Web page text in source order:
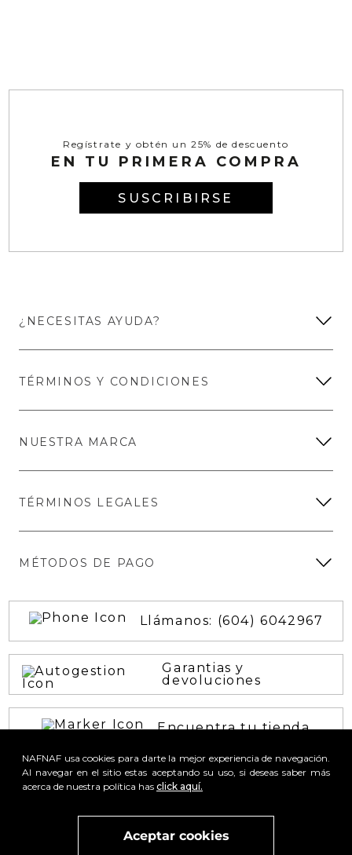
Visitavivant nuestra marca active x
NAFNAF usa cookies para darte la mejor experiencia de navegación.
Al navegar en el sitio estas aceptando su uso, si deseas saber más
acerca de nuestra política has click aquí.
Aceptar cookies